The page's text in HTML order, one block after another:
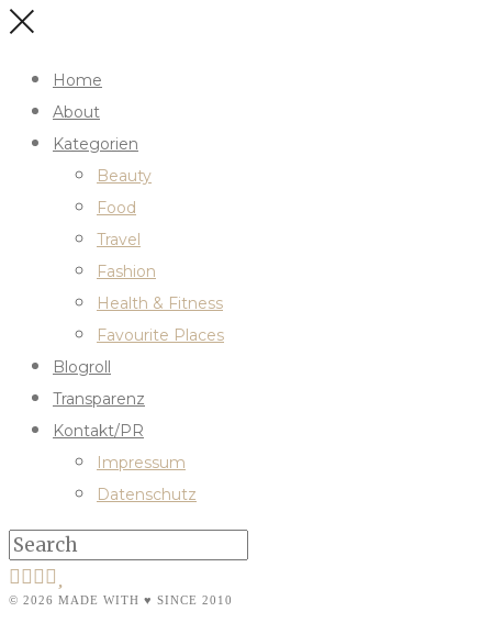
Home
About
Kategorien
Beauty
Food
Travel
Fashion
Health & Fitness
Favourite Places
Blogroll
Transparenz
Kontakt/PR
Impressum
Datenschutz
© 2026 MADE WITH ♥ SINCE 2010